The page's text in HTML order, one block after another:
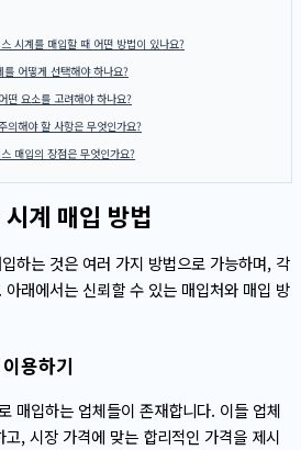
시계를 매입할 때 어떤 방법이 있나요?
를 어떻게 선택해야 하나요?
떤 요소를 고려해야 하나요?
의해야 할 사항은 무엇인가요?
매입의 장점은 무엇인가요?
계 매입 방법
하는 것은 여러 가지 방법으로 가능하며, 각
래에서는 신뢰할 수 있는 매입처와 매입 방
용하기
매입하는 업체들이 존재합니다. 이들 업체
, 시장 가격에 맞는 합리적인 가격을 제시